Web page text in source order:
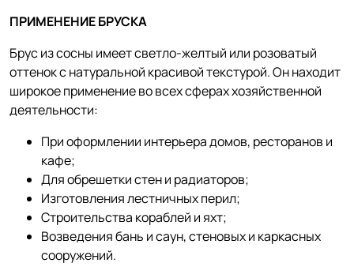
ПРИМЕНЕНИЕ БРУСКА
Брус из сосны имеет светло-желтый или розоватый
оттенок с натуральной красивой текстурой. Он находит
широкое применение во всех сферах хозяйственной
деятельности:
При оформлении интерьера домов, ресторанов и
кафе;
Для обрешетки стен и радиаторов;
Изготовления лестничных перил;
Строительства кораблей и яхт;
Возведения бань и саун, стеновых и каркасных
сооружений.